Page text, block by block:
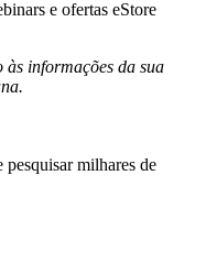
e ofertas eStore
às informações da sua
pesquisar milhares de